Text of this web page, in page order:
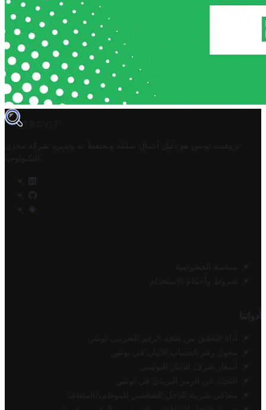
TROVIT
تروفيت تونس هو دليل أعمال تملكه وتحتفظ به وتديره
شركة مخزن
التكنولوجيا
سياسة الخصوصية
شروط وأحكام الاستخدام
أدواتنا
أداة التحقق من صحة الرقم الضريبي تونس
محول رقم الحساب الآيبان في تونس
أسعار صرف الدينار التونسي
البحث عن الرمز البريدي في تونس
محاكي ضريبة الدخل الشخصي للموظف/المتقاعد